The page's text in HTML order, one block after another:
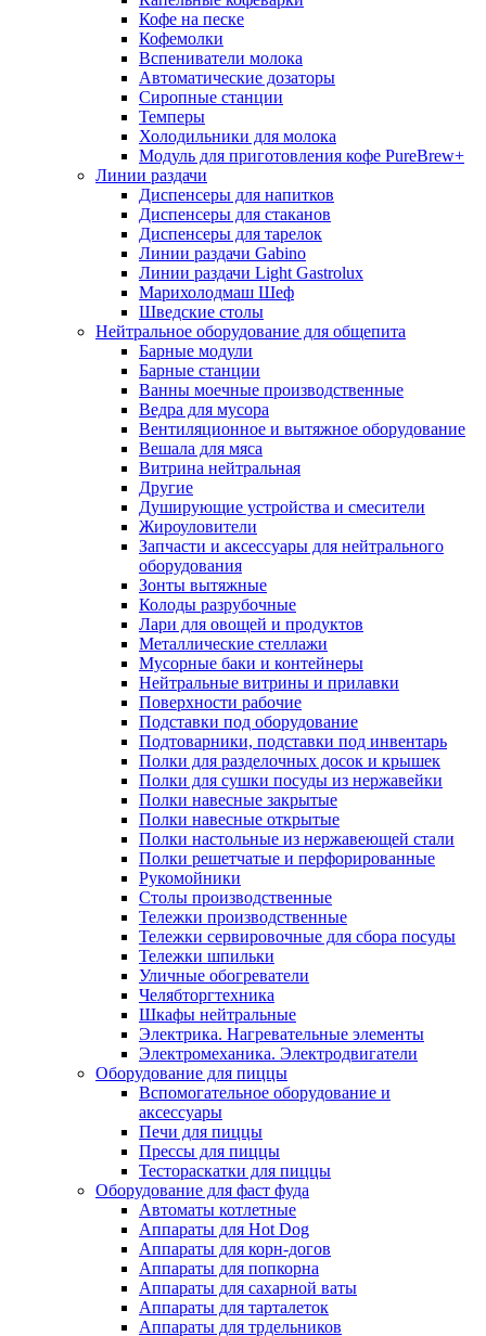
Кофе на песке
Кофемолки
Вспениватели молока
Автоматические дозаторы
Сиропные станции
Темперы
Холодильники для молока
Модуль для приготовления кофе PureBrew+
Линии раздачи
Диспенсеры для напитков
Диспенсеры для стаканов
Диспенсеры для тарелок
Линии раздачи Gabino
Линии раздачи Light Gastrolux
Марихолодмаш Шеф
Шведские столы
Нейтральное оборудование для общепита
Барные модули
Барные станции
Ванны моечные производственные
Ведра для мусора
Вентиляционное и вытяжное оборудование
Вешала для мяса
Витрина нейтральная
Другие
Душирующие устройства и смесители
Жироуловители
Запчасти и аксессуары для нейтрального
оборудования
Зонты вытяжные
Колоды разрубочные
Лари для овощей и продуктов
Металлические стеллажи
Мусорные баки и контейнеры
Нейтральные витрины и прилавки
Поверхности рабочие
Подставки под оборудование
Подтоварники, подставки под инвентарь
Полки для разделочных досок и крышек
Полки для сушки посуды из нержавейки
Полки навесные закрытые
Полки навесные открытые
Полки настольные из нержавеющей стали
Полки решетчатые и перфорированные
Рукомойники
Столы производственные
Тележки производственные
Тележки сервировочные для сбора посуды
Тележки шпильки
Уличные обогреватели
Челябторгтехника
Шкафы нейтральные
Электрика. Нагревательные элементы
Электромеханика. Электродвигатели
Оборудование для пиццы
Вспомогательное оборудование и
аксессуары
Печи для пиццы
Прессы для пиццы
Тестораскатки для пиццы
Оборудование для фаст фуда
Автоматы котлетные
Аппараты для Hot Dog
Аппараты для корн-догов
Аппараты для попкорна
Аппараты для сахарной ваты
Аппараты для тарталеток
Аппараты для трдельников